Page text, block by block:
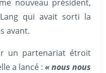
nouveau président,
qui avait sorti la
avant.
un partenariat étroit
a lancé : « nous nous